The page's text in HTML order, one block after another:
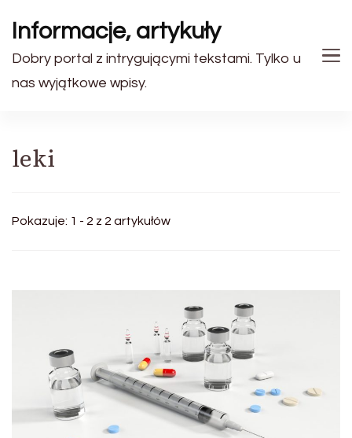
Informacje, artykuły
Dobry portal z intrygującymi tekstami. Tylko u
nas wyjątkowe wpisy.
leki
Pokazuje: 1 - 2 z 2 artykułów